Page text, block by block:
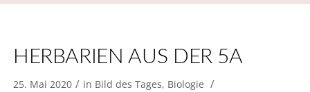
HERBARIEN AUS DER 5A
25. Mai 2020 / in Bild des Tages, Biologie /